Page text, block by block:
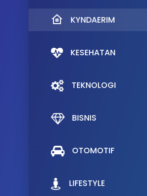
KYNDAERIM
KESEHATAN
TEKNOLOGI
BISNIS
OTOMOTIF
LIFESTYLE